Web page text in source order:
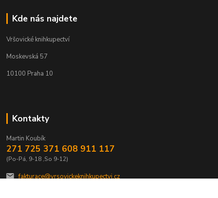
Kde nás najdete
Vršovické knihkupectví
Moskevská 57
10100 Praha 10
Kontakty
Martin Koubík
271 725 371 608 911 117
(Po-Pá, 9-18 ,So 9-12)
fakturace@vrsovickeknihkupectvi.cz